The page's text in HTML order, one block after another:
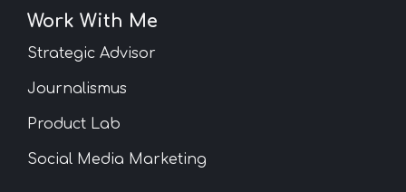
Work With Me
Strategic Advisor
Journalismus
Product Lab
Social Media Marketing